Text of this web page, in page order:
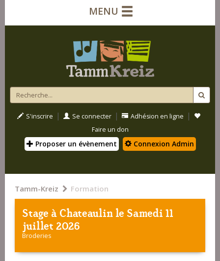
MENU
S'inscrire | Se connecter | Adhésion en ligne |
Faire un don
Proposer un évènement Connexion Admin
Tamm-Kreiz Formation
Stage àChateaulinle Samedi 11
juillet 2026
Broderies